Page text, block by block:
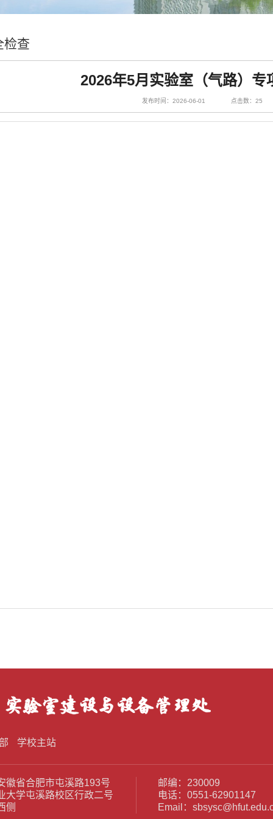
检查
2026年5月实验室（气路）专
发布时间：2026-06-01 点击数：25
学校主站
徽省合肥市屯溪路193号
大学屯溪路校区行政二号
侧
邮编：230009
电话：0551-62901147
Email：